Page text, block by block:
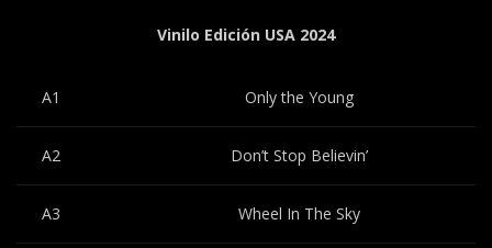
Vinilo Edición USA 2024
A1 Only the Young
A2 Don’t Stop Believin’
A3 Wheel In The Sky